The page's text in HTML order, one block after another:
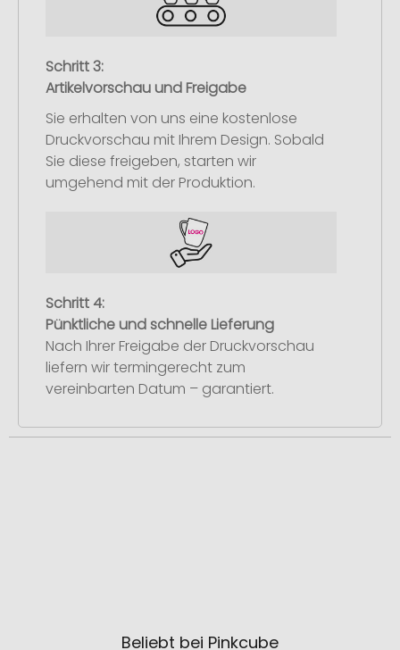
Schritt 3:
Artikelvorschau und Freigabe
Sie erhalten von uns eine kostenlose
Druckvorschau mit Ihrem Design. Sobald
Sie diese freigeben, starten wir
umgehend mit der Produktion.
Schritt 4:
Pünktliche und schnelle Lieferung
Nach Ihrer Freigabe der Druckvorschau
liefern wir termingerecht zum
vereinbarten Datum – garantiert.
Beliebt bei Pinkcube